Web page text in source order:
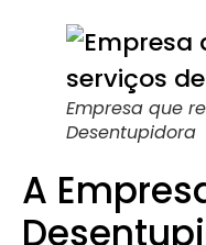
Empresa que
Desentupidora
A